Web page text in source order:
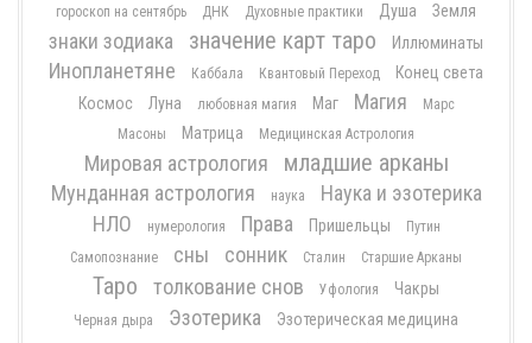
гороскоп на сентябрь
ДНК Духовные практики Душа Земля
знаки зодиака значение карт таро Иллюминаты
Инопланетяне Каббала Квантовый Переход
Конец света
Космос
Луна любовная магия Маг Магия
Марс
Масоны
Матрица Медицинская Астрология
Мировая астрология младшие арканы
Мунданная астрология наука
Наука и эзотерика
НЛО
нумерология Права Пришельцы
Путин
Самопознание
сны сонник Сталин Старшие Арканы
Таро толкование снов Уфология Чакры
Черная дыра Эзотерика
Эзотерическая медицина